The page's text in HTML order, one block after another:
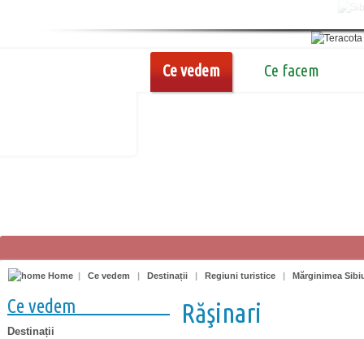
Ce vedem Ce facem
Home | Ce vedem | Destinații | Regiuni turistice | Mărginimea
Ce vedem
Destinații
Răşinari